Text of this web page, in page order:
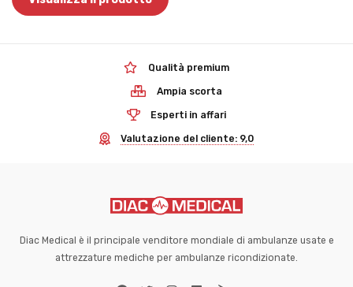
Qualità premium
Ampia scorta
Esperti in affari
Valutazione del cliente: 9,0
Diac Medical è il principale venditore mondiale di ambulanze usate e
attrezzature mediche per ambulanze ricondizionate.